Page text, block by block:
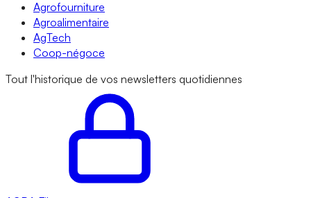
Agrofourniture
Agroalimentaire
AgTech
Coop-négoce
Tout l'historique de vos newsletters quotidiennes